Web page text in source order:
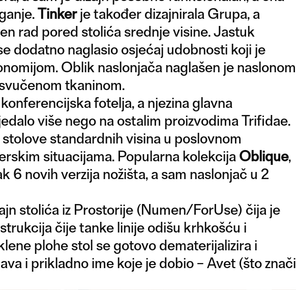
Tinkerje također dizajnirala Grupa, a
rad pored stolića srednje visine. Jastuk
dodatno naglasio osjećaj udobnosti koji je
Oblik naslonjača naglašen je naslonom
tkaninom.
fotelja, a njezina glavna
više nego na ostalim proizvodima Trifidae.
standardnih visina u poslovnom
situacijama. Popularna kolekcija Oblique,
6 novih verzija nožišta, a sam naslonjač u 2
stolića iz Prostorije (Numen/ForUse) čija je
čije tanke linije odišu krhkošću i
plohe stol se gotovo dematerijalizira i
i prikladno ime koje je dobio – Avet (što znači